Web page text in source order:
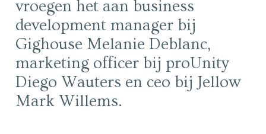
vroegen het aan business
development manager bij
Gighouse Melanie Deblanc,
marketing officer bij proUnity
Diego Wauters en ceo bij Jellow
Mark Willems.